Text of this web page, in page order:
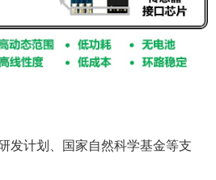
发计划、国家自然科学基金等支